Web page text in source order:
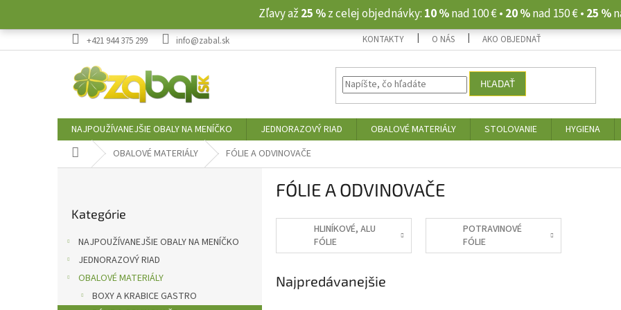
obsah
Zľavy až 25 %z celej objednávky: 10 %nad 100 € • 20 %nad 150 € • 25 %
+421 944 375 299 info@zabal.sk KONTAKTY O NÁS AKO OBJEDNAŤ
HĽADAŤ
NAJPOUŽÍVANEJŠIE OBALY NA MENÍČKO JEDNORAZOVÝ RIAD OBALOVÉ MATERIÁLY STOLOVANIE HYGIENA
Domov OBALOVÉ MATERIÁLY FÓLIE A ODVINOVAČE
kategórie
Kategórie
NAJPOUŽÍVANEJŠIE OBALY NA MENÍČKO
JEDNORAZOVÝ RIAD
OBALOVÉ MATERIÁLY
BOXY A KRABICE GASTRO
FÓLIE A ODVINOVAČE
HLINÍKOVÉ, ALU
FÓLIE
POTRAVINOVÉ
FÓLIE
Najpredávanejšie